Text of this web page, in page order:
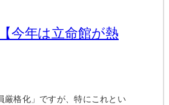
今年は立命館が熱
厳格化」ですが、特にこれとい